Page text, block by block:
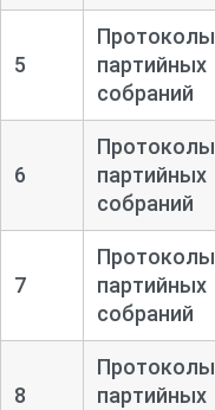
5
Протоколы
партийных
собраний
6
Протоколы
партийных
собраний
7
Протоколы
партийных
собраний
8
Протоколы
партийных